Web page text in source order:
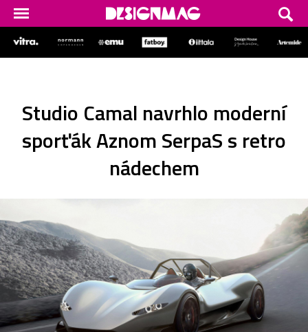
Studio Camal navrhlo moderní
sporťák Aznom SerpaS s retro
nádechem